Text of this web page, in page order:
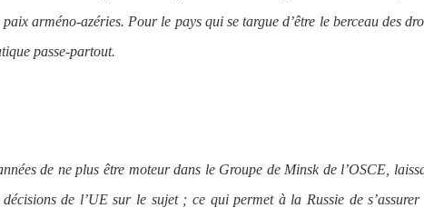
arméno-azéries. Pour le pays qui se targue d’être le berceau des
passe-partout.
de ne plus être moteur dans le Groupe de Minsk de l’OSCE,
de l’UE sur le sujet ; ce qui permet à la Russie de